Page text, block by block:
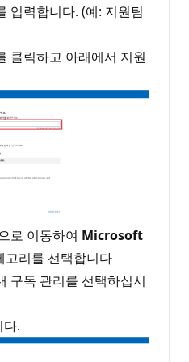
입력합니다. (예: 지원팀
클릭하고 아래에서 지원
로 이동하여 Microsoft
고리를 선택합니다
구독 관리를 선택하십시
다.